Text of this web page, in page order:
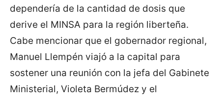
dependería de la cantidad de dosis que
derive el MINSA para la región liberteña.
Cabe mencionar que el gobernador regional,
Manuel Llempén viajó a la capital para
sostener una reunión con la jefa del Gabinete
Ministerial, Violeta Bermúdez y el